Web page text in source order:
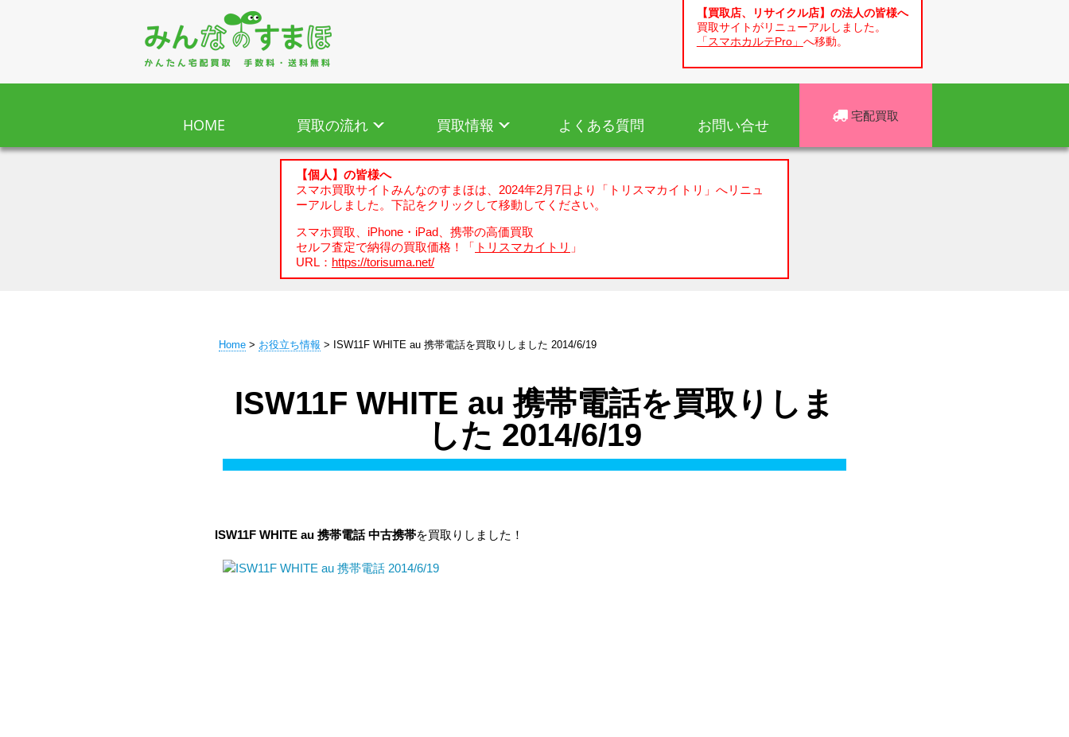
【買取店、リサイクル店】の法人の皆様へ
買取サイトがリニューアルしました。
「スマホカルテPro」 へ移動。
HOME 買取の流れ 買取情報 よくある質問 お問い合せ 宅配買取
【個人】の皆様へ
スマホ買取サイトみんなのすまほは、2024年2月7日より「トリスマカイトリ」へリニュ
ーアルしました。下記をクリックして移動してください。
スマホ買取、iPhone・iPad、携帯の高価買取
セルフ査定で納得の買取価格！「 トリスマカイトリ 」
URL： https://torisuma.net/
Home > お役立ち情報 > ISW11F WHITE au 携帯電話を買取りしました 2014/6/19
ISW11F WHITE au 携帯電話を買取りしま
した 2014/6/19
ISW11F WHITE au 携帯電話中古携帯を買取りしました！